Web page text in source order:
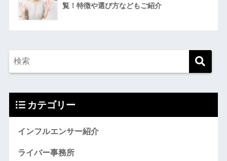
覧！特徴や選び方などもご紹介
カテゴリー
インフルエンサー紹介
ライバー事務所